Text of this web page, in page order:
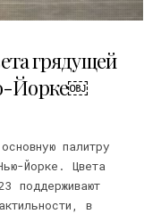
грядущей
Йорке￼
палитру
Йорке. Цвета
поддерживают
в